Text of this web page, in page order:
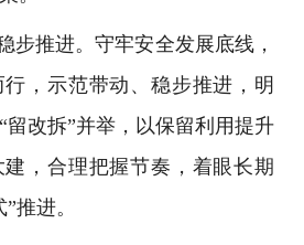
推进。守牢安全发展底线，
，示范带动、稳步推进，明
留改拆”并举，以保留利用提升
，合理把握节奏，着眼长期
推进。